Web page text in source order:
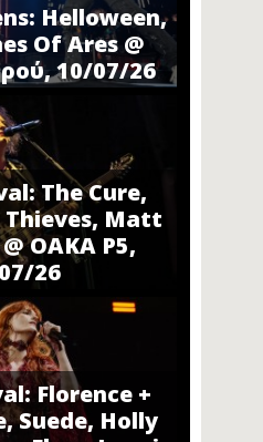
Helloween,
Of Ares @
10/07/26
The Cure,
Matt
ΟΑΚΑ P5,
26
Florence +
Suede, Holly